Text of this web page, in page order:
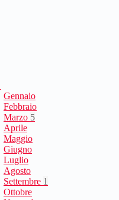
Gennaio
Febbraio
Marzo 5
Aprile
Maggio
Giugno
Luglio
Agosto
Settembre 1
Ottobre